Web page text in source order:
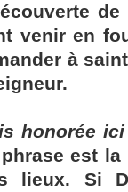
venir en
à
honorée
est
lieux. Si